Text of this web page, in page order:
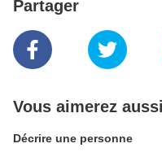
Partager
Vous aimerez aussi
Décrire une personne